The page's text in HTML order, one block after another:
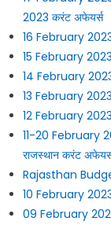
2023 करंट अफेयर्स
16 February
15 February
14 February
13 February
12 February
11-20 February
राजस्थान करंट
Rajasthan
10 February
09 February